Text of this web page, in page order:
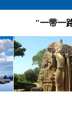
"一带一